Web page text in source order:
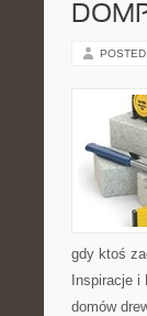
gdy ktoś
Inspiracje
domów